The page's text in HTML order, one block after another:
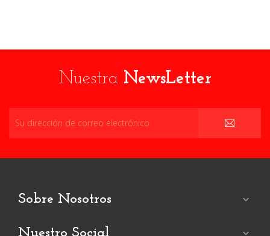
NuestraNewsLetter
Sobre Nosotros 
Nuestro Social 